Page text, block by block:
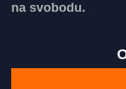
na svobodu.